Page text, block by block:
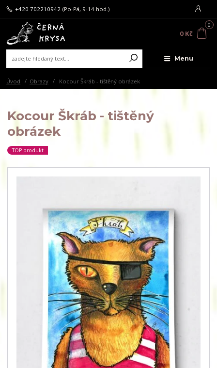
Menu
+420 702210942 (Po-Pá, 9-14 hod.)
0
0 Kč
Úvod Obrazy Kocour Škráb - tištěný obrázek
Kocour Škráb - tištěný
obrázek
TOP produkt